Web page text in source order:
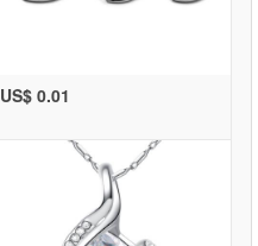
US$ 0.01